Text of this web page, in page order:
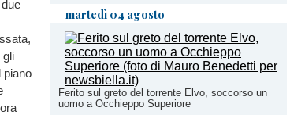
martedì 04 agosto
Ferito sul greto del torrente Elvo, soccorso un
uomo a Occhieppo Superiore
gli
piano